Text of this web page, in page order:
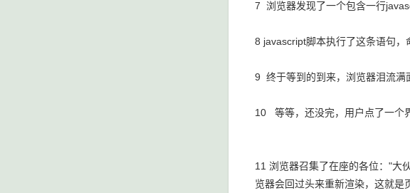
7 浏览器发现了一个包含一行
8 javascript脚本执行了这条语句
9 终于等到的到来，浏览器泪流满
10 等等，还没完，用户点了一个
11 浏览器召集了在座的各位："大
览器会回过头来重新渲染，这就是